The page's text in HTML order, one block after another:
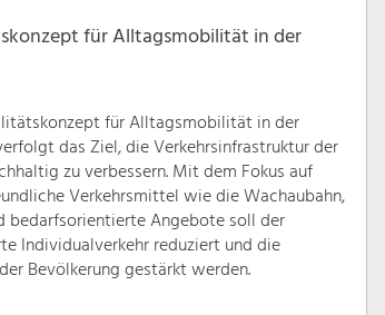
für Alltagsmobilität in der
für Alltagsmobilität in der
das Ziel, die Verkehrsinfrastruktur der
zu verbessern. Mit dem Fokus auf
Verkehrsmittel wie die Wachaubahn,
bedarfsorientierte Angebote soll der
Individualverkehr reduziert und die
Bevölkerung gestärkt werden.